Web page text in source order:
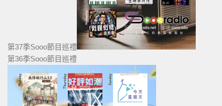
第37季Sooo節目巡禮
第36季Sooo節目巡禮